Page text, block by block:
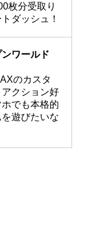
枚分受取り
ダッシュ！
ンワールド
のカスタ
クション好
でも本格的
遊びたいな